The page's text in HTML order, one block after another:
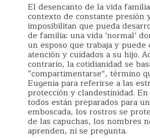
El desencanto de la vida
contexto de constante presión
imposibilitan que pueda
de familia: una vida ‘normal’
un esposo que trabaja y puede
atención y cuidados a su hijo.
contrario, la cotidianidad se
“compartimentarse”, término
Eugenia para referirse a las
protección y clandestinidad. En
todos están preparados para
emboscada, los rostros se
de las capuchas, los nombres
aprenden, ni se pregunta.